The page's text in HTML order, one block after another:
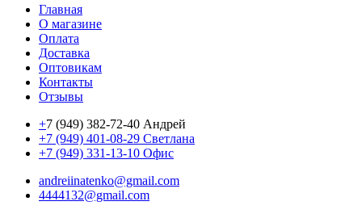
Главная
О магазине
Оплата
Доставка
Оптовикам
Контакты
Отзывы
+7 (949) 382-72-40 Андрей
+7 (949) 401-08-29 Светлана
+7 (949) 331-13-10 Офис
andreiinatenko@gmail.com
4444132@gmail.com